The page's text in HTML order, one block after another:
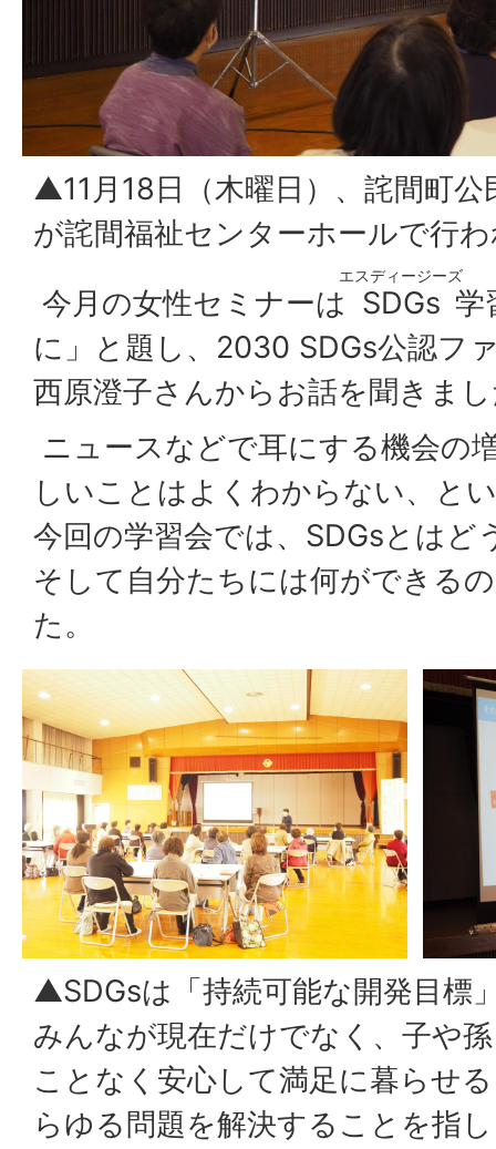
▲11月18日（木曜日）、詫間町
が詫間福祉センターホールで行
今月の女性セミナーは SDGs
エスディージーズ
学
に」と題し、2030 SDGs公認フ
西原澄子さんからお話を聞きま
ニュースなどで耳にする機会の
しいことはよくわからない、と
今回の学習会では、SDGsとはど
そして自分たちには何ができる
た。
▲SDGsは「持続可能な開発目標
みんなが現在だけでなく、子や
ことなく安心して満足に暮らせ
らゆる問題を解決することを指